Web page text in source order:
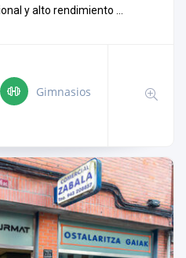
y alto rendimiento ...
Gimnasios